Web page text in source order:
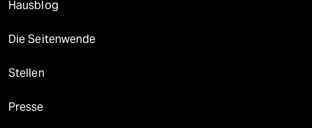
Hausblog
Die Seitenwende
Stellen
Presse